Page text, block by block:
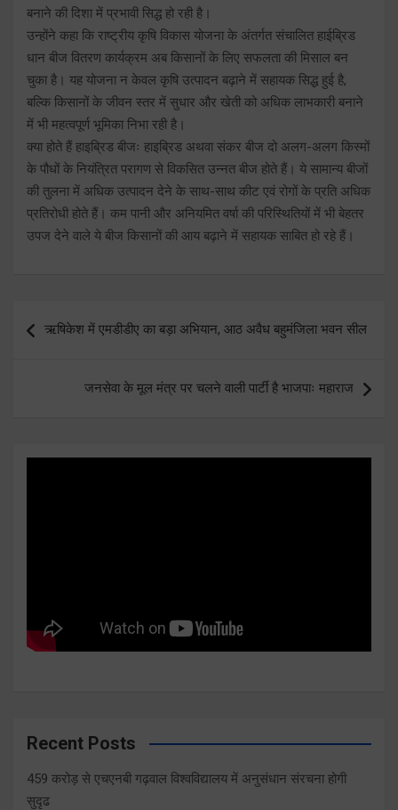
बनाने की दिशा में प्रभावी सिद्ध हो रही है।
उन्होंने कहा कि राष्ट्रीय कृषि विकास योजना के अंतर्गत संचालित हाईब्रिड
धान बीज वितरण कार्यक्रम अब किसानों के लिए सफलता की मिसाल बन
चुका है। यह योजना न केवल कृषि उत्पादन बढ़ाने में सहायक सिद्ध हुई है,
बल्कि किसानों के जीवन स्तर में सुधार और खेती को अधिक लाभकारी बनाने
में भी महत्वपूर्ण भूमिका निभा रही है।
क्या होते हैं हाइब्रिड बीजः हाइब्रिड अथवा संकर बीज दो अलग-अलग किस्मों
के पौधों के नियंत्रित परागण से विकसित उन्नत बीज होते हैं। ये सामान्य बीजों
की तुलना में अधिक उत्पादन देने के साथ-साथ कीट एवं रोगों के प्रति अधिक
प्रतिरोधी होते हैं। कम पानी और अनियमित वर्षा की परिस्थितियों में भी बेहतर
उपज देने वाले ये बीज किसानों की आय बढ़ाने में सहायक साबित हो रहे हैं।
navigation
ऋषिकेश में एमडीडीए का बड़ा अभियान, आठ अवैध बहुमंजिला भवन सील
जनसेवा के मूल मंत्र पर चलने वाली पार्टी है भाजपाः महाराज
Recent Posts
459 करोड़ से एचएनबी गढ़वाल विश्वविद्यालय में अनुसंधान संरचना होगी
सुदृढ